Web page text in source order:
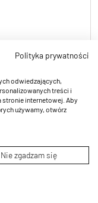
Polityka prywatności
odwiedzających,
treści i
stronie internetowej. Aby
używamy, otwórz
Nie zgadzam się